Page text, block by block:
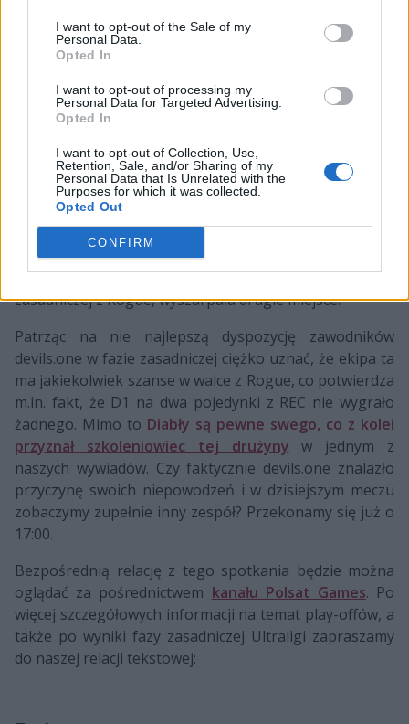
I want to opt-out of the Sale of my
Personal Data.
Opted In
I want to opt-out of processing my
Personal Data for Targeted Advertising.
Opted In
I want to opt-out of Collection, Use,
Retention, Sale, and/or Sharing of my
Personal Data that Is Unrelated with the
Purposes for which it was collected.
Opted Out
CONFIRM
"Zeturala" Dziadkowieca, którzy drugi sezon Ultraligi
rozpoczęli wręcz dramatycznie. Diabły już pierwszego
dnia zmagań zaliczyły wpadkę, przegrywając z ACTINA
PACT. Jednak prawdziwe kłopoty pojawiły się w trzecim
tygodniu, kiedy to devils.one przegrało oba swoje
spotkania, ulegając raz jeszcze PRIDE oraz
piratesports. Przez kolejne dwie kolejki Jakub "Cinkrof"
Rokicki i spółka radzili sobie dość przeciętnie, kończąc
zazwyczajz bilansem 1-1. To zmieniło się dopiero w
szóstym tygodniu, kiedy Diabły po raz pierwszy od
dawna nie zanotowały porażki, co poniekąd uratowało
sytuację drużyny, która mimo klęski na koniec fazy
zasadniczej z Rogue, wyszarpała drugie miejsce.
Patrząc na nie najlepszą dyspozycję zawodników
devils.one w fazie zasadniczej ciężko uznać, że ekipa ta
ma jakiekolwiek szanse w walce z Rogue, co potwierdza
m.in. fakt, że D1 na dwa pojedynki z REC nie wygrało
żadnego. Mimo to Diabły są pewne swego, co z kolei
przyznał szkoleniowiec tej drużyny w jednym z
naszych wywiadów. Czy faktycznie devils.one znalazło
przyczynę swoich niepowodzeń i w dzisiejszym meczu
zobaczymy zupełnie inny zespół? Przekonamy się już o
17:00.
Bezpośrednią relację z tego spotkania będzie można
oglądać za pośrednictwem kanału Polsat Games. Po
więcej szczegółowych informacji na temat play-offów, a
także po wyniki fazy zasadniczej Ultraligi zapraszamy
do naszej relacji tekstowej: